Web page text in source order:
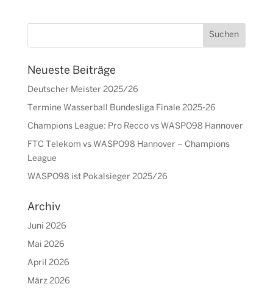
Neueste Beiträge
Deutscher Meister 2025/26
Termine Wasserball Bundesliga Finale 2025-26
Champions League: Pro Recco vs WASPO98 Hannover
FTC Telekom vs WASPO98 Hannover – Champions
League
WASPO98 ist Pokalsieger 2025/26
Archiv
Juni 2026
Mai 2026
April 2026
März 2026